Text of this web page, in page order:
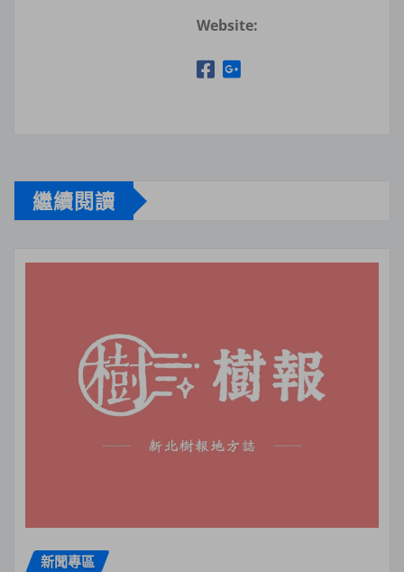
Website:
繼續閱讀
新聞專區